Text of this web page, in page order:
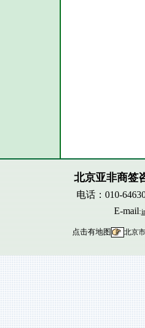
北京亚非商签
电话：010-
E-mail:
点击有地图 北京